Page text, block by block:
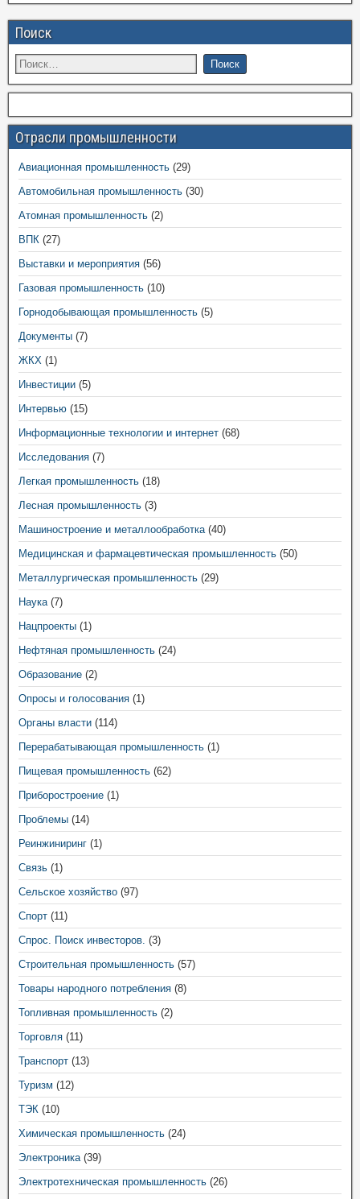
Поиск
Отрасли промышленности
Авиационная промышленность (29)
Автомобильная промышленность (30)
Атомная промышленность (2)
ВПК (27)
Выставки и мероприятия (56)
Газовая промышленность (10)
Горнодобывающая промышленность (5)
Документы (7)
ЖКХ (1)
Инвестиции (5)
Интервью (15)
Информационные технологии и интернет (68)
Исследования (7)
Легкая промышленность (18)
Лесная промышленность (3)
Машиностроение и металлообработка(40)
Медицинская и фармацевтическая промышленность (50)
Металлургическая промышленность (29)
Наука(7)
Нацпроекты (1)
Нефтяная промышленность (24)
Образование (2)
Опросы и голосования (1)
Органы власти (114)
Перерабатывающая промышленность (1)
Пищевая промышленность (62)
Приборостроение (1)
Проблемы (14)
Реинжиниринг (1)
Связь (1)
Сельское хозяйство (97)
Спорт (11)
Спрос. Поиск инвесторов. (3)
Строительная промышленность (57)
Товары народного потребления (8)
Топливная промышленность (2)
Торговля (11)
Транспорт (13)
Туризм (12)
ТЭК (10)
Химическая промышленность (24)
Электроника(39)
Электротехническая промышленность (26)